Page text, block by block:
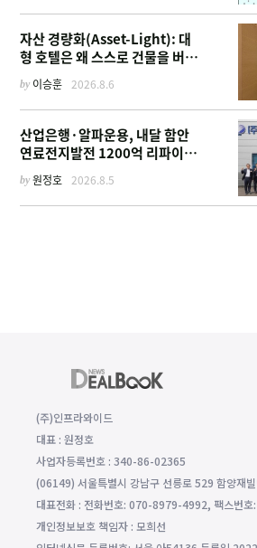
자산 경량화(Asset-Light): 대
형 호텔은 왜 스스로 건물을 버리
고 '이름'만 팔기 시작했을까
by 이승훈 2026.8.6
산업은행·알파운용, 내달 함안
연료전지발전 1200억 리파이낸
싱 주선
by원정호 2026.8.5
(주)인프라와이드
대표 : 원정호
사업자등록번호 : 340-86-02365
(06149) 서울특별시 강남구 선릉로 529 함양재
대표전화 : 전화번호: 070-8979-4992, 팩스번
개인정보보호 책임자 : 모희선